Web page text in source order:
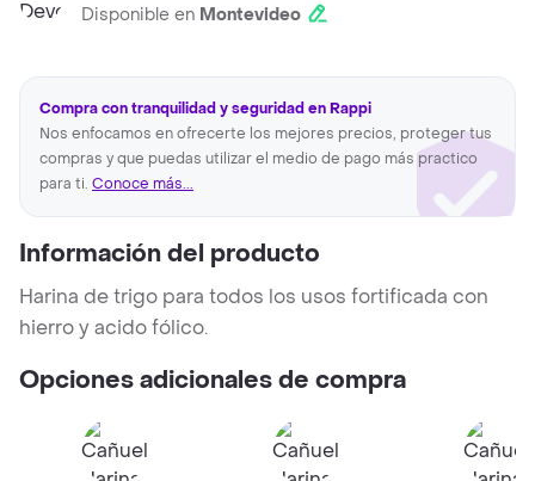
Disponible en Montevideo
Compra con tranquilidad y seguridad en Rappi
Nos enfocamos en ofrecerte los mejores precios, proteger tus
compras y que puedas utilizar el medio de pago más practico
para ti. Conoce más...
Información del producto
Harina de trigo para todos los usos fortificada con
hierro y acido fólico.
Opciones adicionales de compra